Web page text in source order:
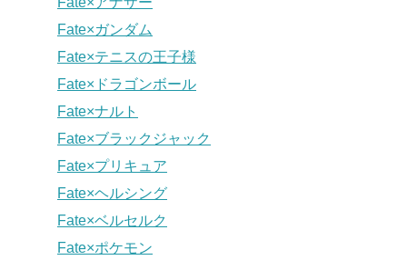
Fate×ガンダム
Fate×テニスの王子様
Fate×ドラゴンボール
Fate×ナルト
Fate×ブラックジャック
Fate×プリキュア
Fate×ヘルシング
Fate×ベルセルク
Fate×ポケモン